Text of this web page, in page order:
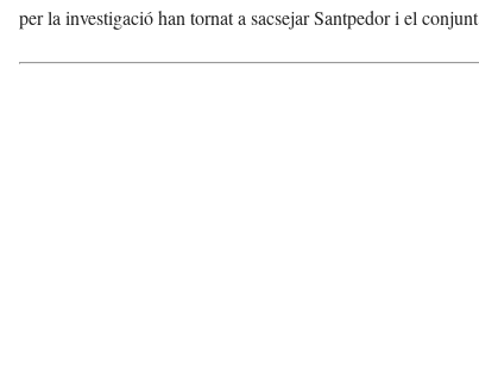
per la investigació han tornat a sacsejar Santpedor i el